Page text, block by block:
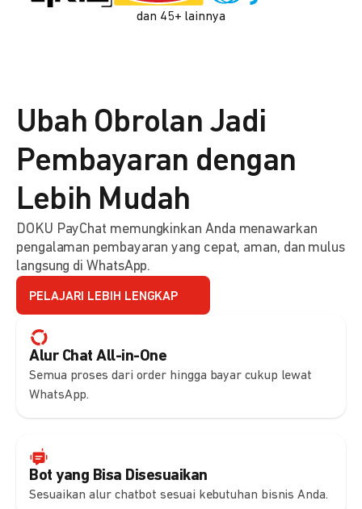
dan 45+ lainnya
Alur Chat All-in-One
Semua proses dari order hingga bayar cukup lewat
WhatsApp.
Bot yang Bisa Disesuaikan
Sesuaikan alur chatbot sesuai kebutuhan bisnis Anda.
Ubah Obrolan Jadi
Pembayaran dengan
Lebih Mudah
DOKU PayChat memungkinkan Anda menawarkan
pengalaman pembayaran yang cepat, aman, dan mulus
langsung di WhatsApp.
PELAJARI LEBIH LENGKAP